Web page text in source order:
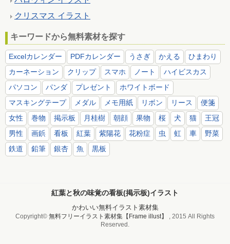
クリスマス イラスト
キーワードから無料素材を探す
Excelカレンダー PDFカレンダー うさぎ かえる
ひまわり
カーネーション
クリップ スマホ ノート
ハイビスカス
パソコン
パンダ プレゼント
ホワイトボード
マスキングテープ
メダル メモ用紙 リボン リース
便箋
女性
巻物 掲示板 月桂樹 朝顔 果物 桜 犬 猫
王冠
男性
画鋲 看板 紅葉 紫陽花 花粉症 虫 虹 車
野菜
鉄道
鉛筆 銀杏 魚 黒板
紅葉と秋の味覚の看板(掲示板)イラスト
かわいい無料イラスト素材集
Copyright© 無料フリーイラスト素材集【Frame illust】
, 2015 All Rights
Reserved.